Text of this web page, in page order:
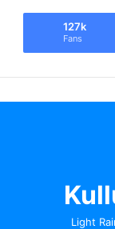
127k
Fans
Light